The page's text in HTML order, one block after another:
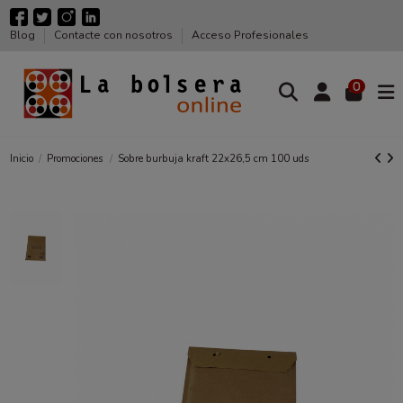
Blog Contacte con nosotros Acceso Profesionales
0
Inicio Promociones Sobre burbuja kraft 22x26,5 cm 100 uds